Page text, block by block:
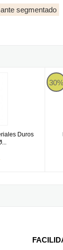
segmentado
Duros
Duros
30%